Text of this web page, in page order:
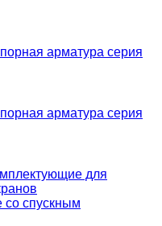
арматура серия
арматура серия
для
спускным